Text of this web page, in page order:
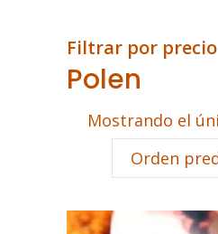
Filtrar por precio
Polen
Mostrando el